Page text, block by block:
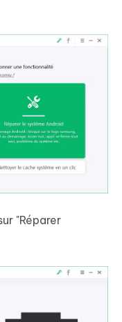
"Réparer